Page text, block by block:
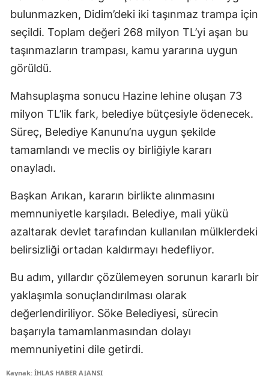
bulunmazken, Didim’deki iki taşınmaz trampa için
seçildi. Toplam değeri 268 milyon TL’yi aşan bu
taşınmazların trampası, kamu yararına uygun
görüldü.
Mahsuplaşma sonucu Hazine lehine oluşan 73
milyon TL’lik fark, belediye bütçesiyle ödenecek.
Süreç, Belediye Kanunu’na uygun şekilde
tamamlandı ve meclis oy birliğiyle kararı
onayladı.
Başkan Arıkan, kararın birlikte alınmasını
memnuniyetle karşıladı. Belediye, mali yükü
azaltarak devlet tarafından kullanılan mülklerdeki
belirsizliği ortadan kaldırmayı hedefliyor.
Bu adım, yıllardır çözülemeyen sorunun kararlı bir
yaklaşımla sonuçlandırılması olarak
değerlendiriliyor. Söke Belediyesi, sürecin
başarıyla tamamlanmasından dolayı
memnuniyetini dile getirdi.
Kaynak: İHLAS HABER AJANSI